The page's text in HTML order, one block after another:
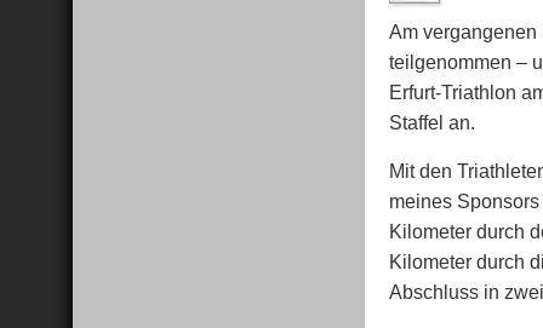
Am vergangenen
teilgenommen –
Erfurt-Triathlon
Staffel an.
Mit den
meines
Kilometer durch
Kilometer durch
Abschluss in